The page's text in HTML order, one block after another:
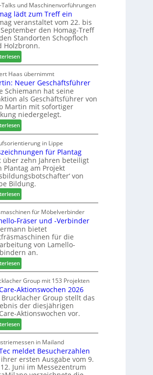
e
n
a
u
s
f
ü
r
W
e
m
h
ö
n
e
r
c
h
e
n
s
t
a
u
r
a
u
m
-
S
o
r
t
i
m
e
n
t
Talks und Maschinenvorführungen
lädt zum Treff ein
veranstaltet vom 22. bis
den Homag-Treff
Standorten Schopfloch
Holzbronn.
:
H
o
m
a
g
l
ä
d
t
z
u
m
T
r
e
f
f
e
i
n
Haas übernimmt
Neuer Geschäftsführer
Schiemann hat seine
als Geschäftsführer von
Martin mit sofortiger
niedergelegt.
:
M
a
r
t
i
n
:
N
e
u
e
r
G
e
s
c
h
ä
f
t
s
f
ü
h
r
e
r
in Lippe
für Plantag
über zehn Jahren beteiligt
Plantag am Projekt
von
Bildung.
:
A
u
s
z
e
i
c
h
n
u
n
g
e
n
f
ü
r
P
l
a
für Möbelverbinder
Fräser und -Verbinder
bietet
für die
von Lamello-
an.
:
L
a
m
e
l
l
o
-
F
r
ä
s
Group mit 153 Projekten
Aktionswochen 2026
Brucklacher Group stellt das
der diesjährigen
Aktionswochen vor.
:
W
e
C
a
r
in Mailand
meldet Besucherzahlen
ihrer ersten Ausgabe vom 9.
Juni im Messezentrum